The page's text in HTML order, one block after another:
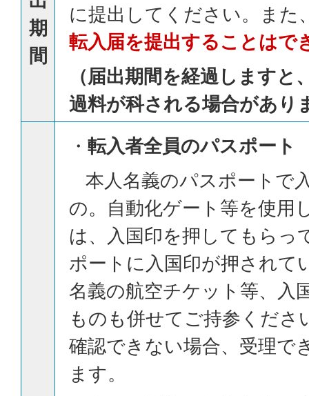
期
間
に提出してください。また
転入届を提出することはで
（届出期間を経過しますと
過料が科される場合があり
・ 転入者全員のパスポート
本人名義のパスポートで
の。自動化ゲート等を使用
は、入国印を押してもらっ
ポートに入国印が押されて
名義の航空チケット等、入
ものも併せてご持参くださ
確認できない場合、受理で
ます。